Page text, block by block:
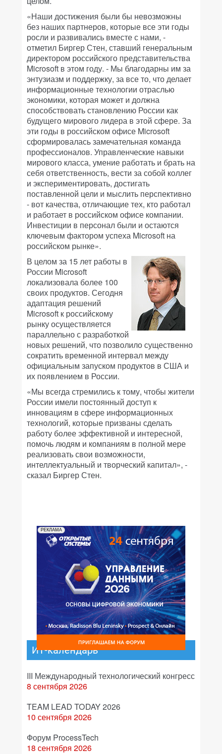
«Наши достижения были бы невозможны
без наших партнеров, которые все эти годы
росли и развивались вместе с нами, -
отметил Биргер Стен, ставший генеральным
директором российского представительства
Microsoft в этом году. - Мы благодарны им за
энтузиазм и поддержку, за все то, что делает
информационные технологии отраслью
экономики, которая может и должна
способствовать становлению России как
будущего мирового лидера в этой сфере. За
эти годы в российском офисе Microsoft
сформировалась замечательная команда
профессионалов. Управленческие навыки
мирового класса, умение работать и брать на
себя ответственность, вести за собой коллег
и экспериментировать, достигать
поставленной цели и мыслить перспективно
- вот качества, отличающие тех, кто работал
и работает в российском офисе компании.
Инвестиции в персонал были и остаются
ключевым фактором успеха Microsoft на
российском рынке».
В целом за 15 лет работы в
России Microsoft
локализовала более 100
своих продуктов. Сегодня
адаптация решений
Microsoft к российскому
рынку осуществляется
параллельно с разработкой
новых решений, что позволило существенно
сократить временной интервал между
официальным запуском продуктов в США и
их появлением в России.
«Мы всегда стремились к тому, чтобы жители
России имели постоянный доступ к
инновациям в сфере информационных
технологий, которые призваны сделать
работу более эффективной и интересной,
помочь людям и компаниям в полной мере
реализовать свои возможности,
интеллектуальный и творческий капитал», -
сказал Биргер Стен.
РЕКЛАМА
ИТ-календарь
III Международный технологический конгресс
8 сентября 2026
TEAM LEAD TODAY 2026
10 сентября 2026
Форум ProcessTech
18 сентября 2026